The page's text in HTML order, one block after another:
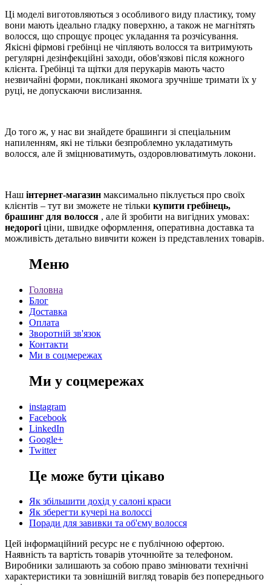
Ці моделі виготовляються з особливого виду пластику, тому
вони мають ідеально гладку поверхню, а також не магнітять
волосся, що спрощує процес укладання та розчісування.
Якісні фірмові гребінці не чіпляють волосся та витримують
регулярні дезінфекційні заходи, обов'язкові після кожного
клієнта. Гребінці та щітки для перукарів мають часто
незвичайні форми, покликані якомога зручніше тримати їх у
руці, не допускаючи вислизання.
До того ж, у нас ви знайдете брашинги зі спеціальним
напиленням, які не тільки безпроблемно укладатимуть
волосся, але й зміцнюватимуть, оздоровлюватимуть локони.
Наш інтернет-магазин максимально піклується про своїх
клієнтів – тут ви зможете не тільки купити гребінець,
брашинг для волосся , але й зробити на вигідних умовах:
недорогі ціни, швидке оформлення, оперативна доставка та
можливість детально вивчити кожен із представлених товарів.
Меню
Головна
Блог
Доставка
Оплата
Зворотній зв'язок
Контакти
Ми в соцмережах
Ми у соцмережах
instagram
Facebook
LinkedIn
Google+
Twitter
Це може бути цікаво
Як збільшити дохід у салоні краси
Як зберегти кучері на волоссі
Поради для завивки та об'єму волосся
Цей інформаційний ресурс не є публічною офертою.
Наявність та вартість товарів уточнюйте за телефоном.
Виробники залишають за собою право змінювати технічні
характеристики та зовнішній вигляд товарів без попереднього